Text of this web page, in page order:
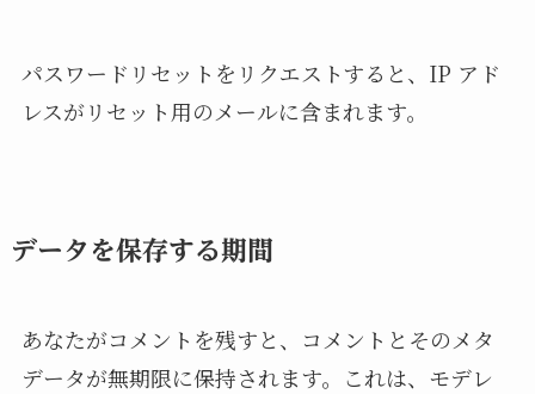
パスワードリセットをリクエストすると、IP アド
レスがリセット用のメールに含まれます。
データを保存する期間
あなたがコメントを残すと、コメントとそのメタ
データが無期限に保持されます。これは、モデレ